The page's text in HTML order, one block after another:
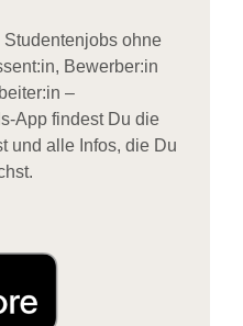
ohne
Bewerber:in
–
App findest Du die
und alle Infos, die Du